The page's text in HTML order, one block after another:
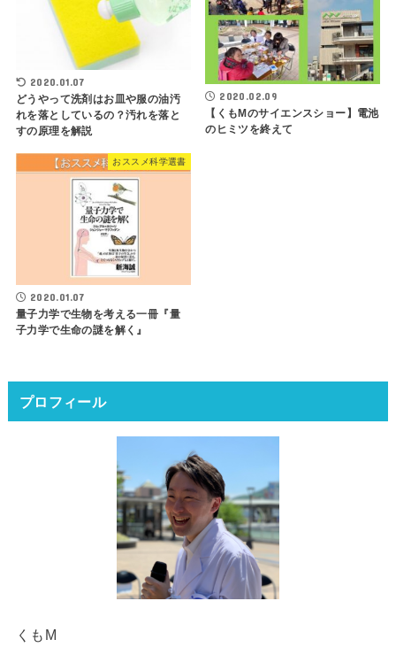
2020.01.07
どうやって洗剤はお皿や服の油汚
れを落としているの？汚れを落と
すの原理を解説
2020.02.09
【くもMのサイエンスショー】電池
のヒミツを終えて
おススメ科学選書
2020.01.07
量子力学で生物を考える一冊『量
子力学で生命の謎を解く』
プロフィール
くもM